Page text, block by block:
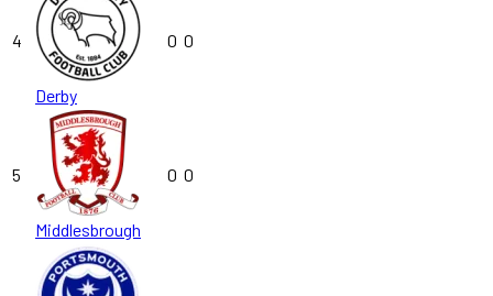
4
Derby
0 0
5
Middlesbrough
0 0